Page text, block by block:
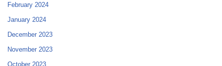
February 2024
January 2024
December 2023
November 2023
October 2023